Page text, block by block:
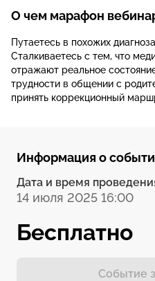
О чем марафон
Путаетесь в похожих
Сталкиваетесь с тем, что
отражают реальное
трудности в общении с
принять коррекционный
Информация о
Дата и время
14 июля 2025 16:00
Бесплатно
Событие